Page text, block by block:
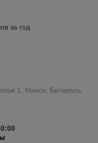
за год
1, Минск, Беларусь